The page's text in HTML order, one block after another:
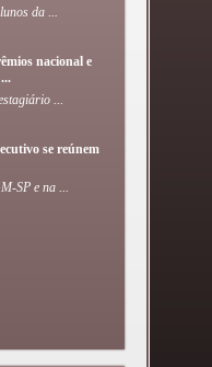
da ...
nacional e
...
se reúnem
SP e na ...